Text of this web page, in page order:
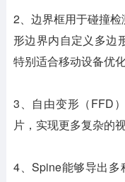
2、边界框用于碰撞
形边界内自定义多边
特别适合移动设备优化
3、自由变形（FFD
片，实现更多复杂的
4、Spine能够导出多